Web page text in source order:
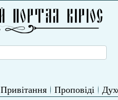
Привітання Проповіді